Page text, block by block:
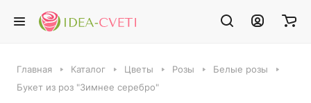
Главная Каталог Цветы Розы
Белые розы
Букет из роз "Зимнее серебро"